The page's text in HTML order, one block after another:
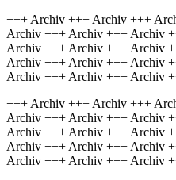
+++ Archiv +++ Archiv +++
Archiv +++ Archiv +++ Archiv
Archiv +++ Archiv +++ Archiv
Archiv +++ Archiv +++ Archiv
Archiv +++ Archiv +++ Archiv
+++ Archiv +++ Archiv +++
Archiv +++ Archiv +++ Archiv
Archiv +++ Archiv +++ Archiv
Archiv +++ Archiv +++ Archiv
Archiv +++ Archiv +++ Archiv